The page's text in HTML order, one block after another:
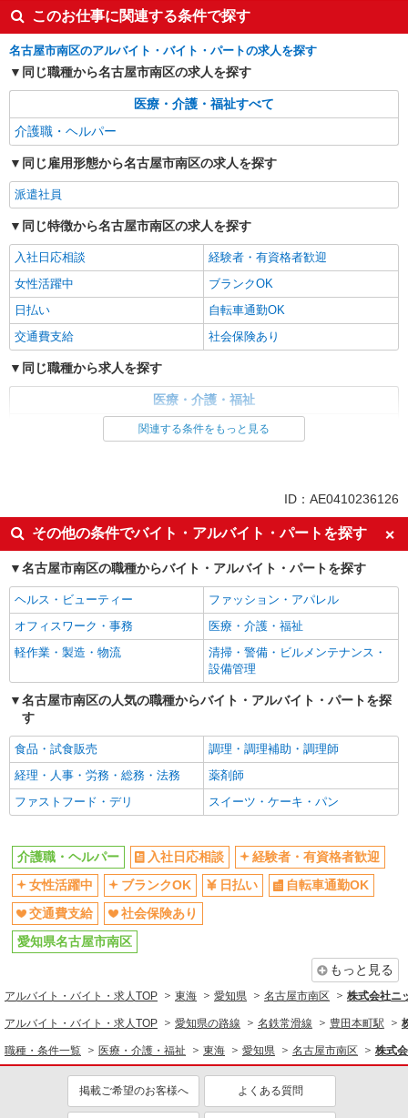
名古屋市南区
キープ 詳細を見る
派遣社員
株式会社kotrio /●NG-H-2030085
りなど＊未経験OK
時給1400円〜 ＜日払い有/週払い有/交通費全
支給(ガソリン代含む)＞
名古屋市南区
キープ 詳細を見る
このお仕事に関連する条件で探す
名古屋市南区のアルバイト・バイト・パートの求人を探す
同じ職種から名古屋市南区の求人を探す
医療・介護・福祉すべて
介護職・ヘルパー
同じ雇用形態から名古屋市南区の求人を探す
派遣社員
同じ特徴から名古屋市南区の求人を探す
入社日応相談
経験者・有資格者歓迎
女性活躍中
ブランクOK
日払い
自転車通勤OK
交通費支給
社会保険あり
同じ職種から求人を探す
医療・介護・福祉
社会保険あり
関連する条件をもっと見る
ID：AE0410236126
その他の条件でバイト・アルバイト・パートを探す
名古屋市南区の職種からバイト・アルバイト・パートを探す
ヘルス・ビューティー
ファッション・アパレル
オフィスワーク・事務
医療・介護・福祉
軽作業・製造・物流
清掃・警備・ビルメンテナンス・
設備管理
名古屋市南区の人気の職種からバイト・アルバイト・パートを探
す
食品・試食販売
調理・調理補助・調理師
経理・人事・労務・総務・法務
薬剤師
ファストフード・デリ
スイーツ・ケーキ・パン
介護職・ヘルパー 入社日応相談
経験者・有資格者歓迎
女性活躍中
ブランクOK 日払い
自転車通勤OK
交通費支給
社会保険あり
愛知県名古屋市南区
もっと見る
アルバイト・バイト・求人TOP 東海 愛知県 名古屋市南区 株式会社ニ
アルバイト・バイト・求人TOP 愛知県の路線 名鉄常滑線 豊田本町駅
職種・条件一覧 医療・介護・福祉 東海 愛知県 名古屋市南区 株式
掲載ご希望のお客様へ よくある質問